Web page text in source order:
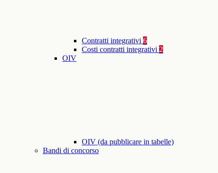
Contratti integrativi 6
Costi contratti integrativi 2
OIV
OIV (da pubblicare in tabelle)
Bandi di concorso